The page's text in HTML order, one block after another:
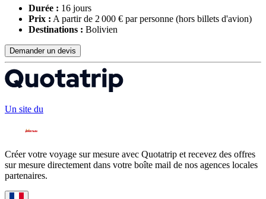
Durée : 16 jours
Prix : A partir de 2 000 € par personne (hors billets d'avion)
Destinations : Bolivien
Demander un devis
Un site du
Créer votre voyage sur mesure avec Quotatrip et recevez des offres
sur mesure directement dans votre boîte mail de nos agences locales
partenaires.